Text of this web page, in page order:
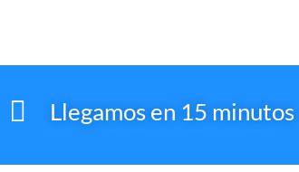
Llegamos en 15 minutos